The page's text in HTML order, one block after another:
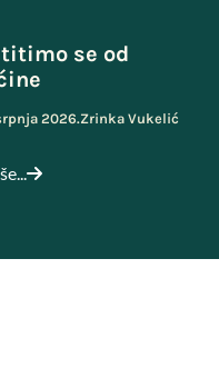
se od
2026.Zrinka Vukelić